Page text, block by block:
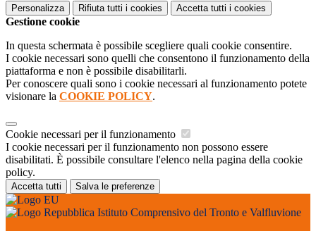
Personalizza Rifiuta tutti i cookies Accetta tutti i cookies
Gestione cookie
In questa schermata è possibile scegliere quali cookie consentire.
I cookie necessari sono quelli che consentono il funzionamento della
piattaforma e non è possibile disabilitarli.
Per conoscere quali sono i cookie necessari al funzionamento potete
visionare la COOKIE POLICY.
Cookie necessari per il funzionamento
I cookie necessari per il funzionamento non possono essere
disabilitati. È possibile consultare l'elenco nella pagina della cookie
policy.
Accetta tutti Salva le preferenze
Istituto Comprensivo del Tronto e Valfluvione